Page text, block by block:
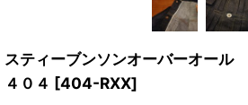
スティーブンソンオーバーオー
４０４ [404-RXX]